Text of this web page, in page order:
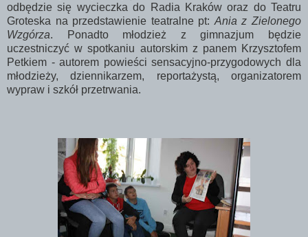
odbędzie się wycieczka do Radia Kraków oraz do Teatru
Groteska na przedstawienie teatralne pt: Ania z Zielonego
Wzgórza. Ponadto młodzież z gimnazjum będzie
uczestniczyć w spotkaniu autorskim z panem Krzysztofem
Petkiem - autorem powieści sensacyjno-przygodowych dla
młodzieży, dziennikarzem, reportażystą, organizatorem
wypraw i szkół przetrwania.